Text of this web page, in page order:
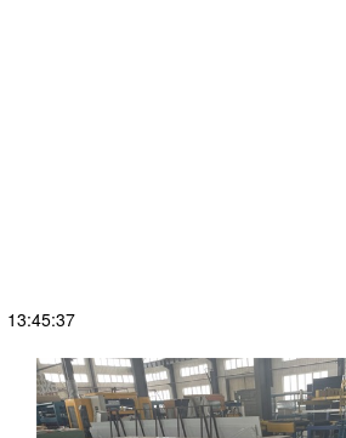
13:45:37